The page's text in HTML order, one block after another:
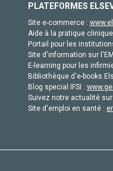
PLATEFORMES
Site e-commerce :
Aide à la pratique
Portail pour les
Site d'information sur
E-learning pour les
Bibliothèque d'e-books
Blog special IFSI :
Suivez notre actualité
Site d'emploi en santé :